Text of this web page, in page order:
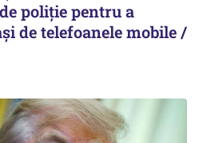
poliție pentru a
de telefoanele mobile /